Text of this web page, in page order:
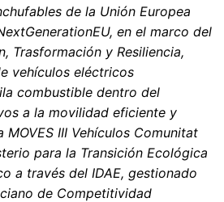
de la Unión Europea
en el marco del
Trasformación y Resiliencia,
vehículos eléctricos
combustible dentro del
a la movilidad eficiente y
III Vehículos Comunitat
para la Transición Ecológica
a través del IDAE, gestionado
de Competitividad